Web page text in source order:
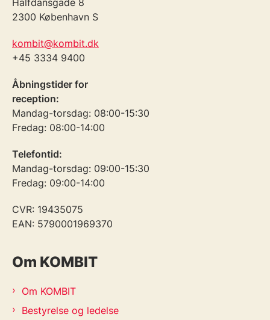
2300 København S
kombit@kombit.dk
+45 3334 9400
Åbningstider for
reception:
Mandag-torsdag: 08:00-15:30
Fredag: 08:00-14:00
Telefontid:
Mandag-torsdag: 09:00-15:30
Fredag: 09:00-14:00
CVR: 19435075
EAN: 5790001969370
Om KOMBIT
Om KOMBIT
Bestyrelse og ledelse